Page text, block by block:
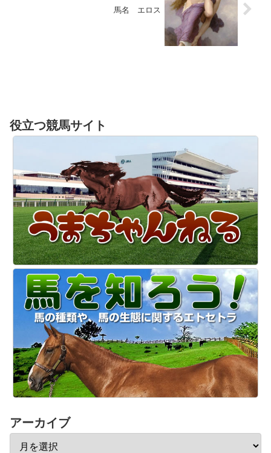
馬名 エロス
役立つ競馬サイト
アーカイブ